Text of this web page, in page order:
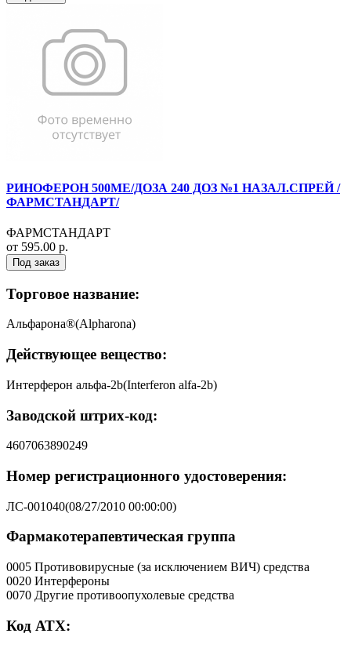
РИНОФЕРОН 500МЕ/ДОЗА 240 ДОЗ №1 НАЗАЛ.СПРЕЙ /
ФАРМСТАНДАРТ/
ФАРМСТАНДАРТ
от 595.00 р.
Под заказ
Торговое название:
Альфарона®(Alpharona)
Действующее вещество:
Интерферон альфа-2b(Interferon alfa-2b)
Заводской штрих-код:
4607063890249
Номер регистрационного удостоверения:
ЛС-001040(08/27/2010 00:00:00)
Фармакотерапевтическая группа
0005 Противовирусные (за исключением ВИЧ) средства
0020 Интерфероны
0070 Другие противоопухолевые средства
Код АТХ: